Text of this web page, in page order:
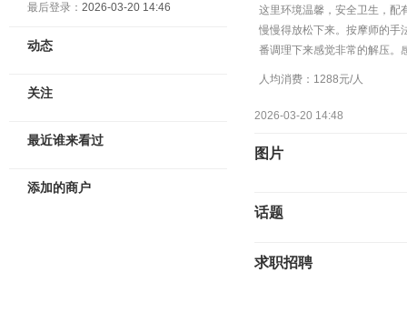
最后登录： 2026-03-20 14:46
动态
关注
最近谁来看过
添加的商户
这里环境温馨，安全卫生，配
慢慢得放松下来。按摩师的手
番调理下来感觉非常的解压。
人均消费：1288元/人
2026-03-20 14:48
图片
话题
求职招聘